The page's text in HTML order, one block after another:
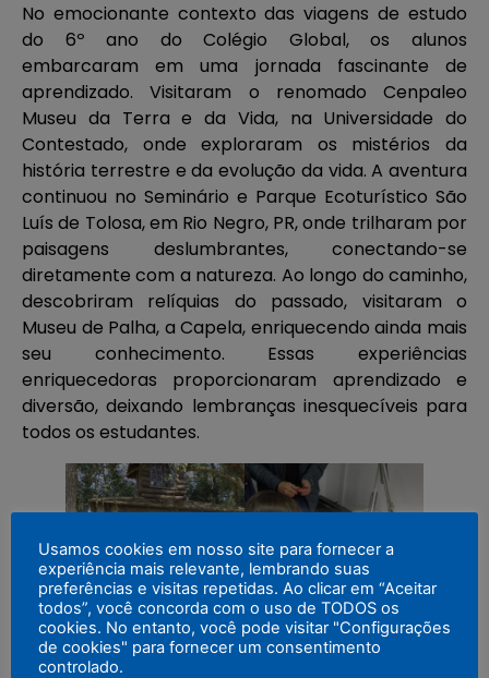
No emocionante contexto das viagens de estudo
do 6º ano do Colégio Global, os alunos
embarcaram em uma jornada fascinante de
aprendizado. Visitaram o renomado Cenpaleo
Museu da Terra e da Vida, na Universidade do
Contestado, onde exploraram os mistérios da
história terrestre e da evolução da vida. A aventura
continuou no Seminário e Parque Ecoturístico São
Luís de Tolosa, em Rio Negro, PR, onde trilharam por
paisagens deslumbrantes, conectando-se
diretamente com a natureza. Ao longo do caminho,
descobriram relíquias do passado, visitaram o
Museu de Palha, a Capela, enriquecendo ainda mais
seu conhecimento. Essas experiências
enriquecedoras proporcionaram aprendizado e
diversão, deixando lembranças inesquecíveis para
todos os estudantes.
Usamos cookies em nosso site para fornecer a
experiência mais relevante, lembrando suas
preferências e visitas repetidas. Ao clicar em “Aceitar
todos”, você concorda com o uso de TODOS os
cookies. No entanto, você pode visitar "Configurações
de cookies" para fornecer um consentimento
controlado.